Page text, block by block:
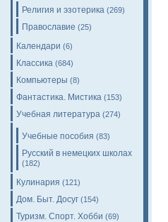
Религия и эзотерика (269)
Православие (25)
Календари (6)
Классика (684)
Компьютеры (8)
Фантастика. Мистика (153)
Учебная литература (274)
Учебные пособия (83)
Русский в немецких школах
(182)
Кулинария (121)
Дом. Быт. Досуг (154)
Туризм. Спорт. Хобби (69)